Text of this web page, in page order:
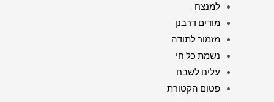
למנצח
מודים דרבנן
מזמור לתודה
נשמת כל חי
עלינו לשבח
פטום הקטורת